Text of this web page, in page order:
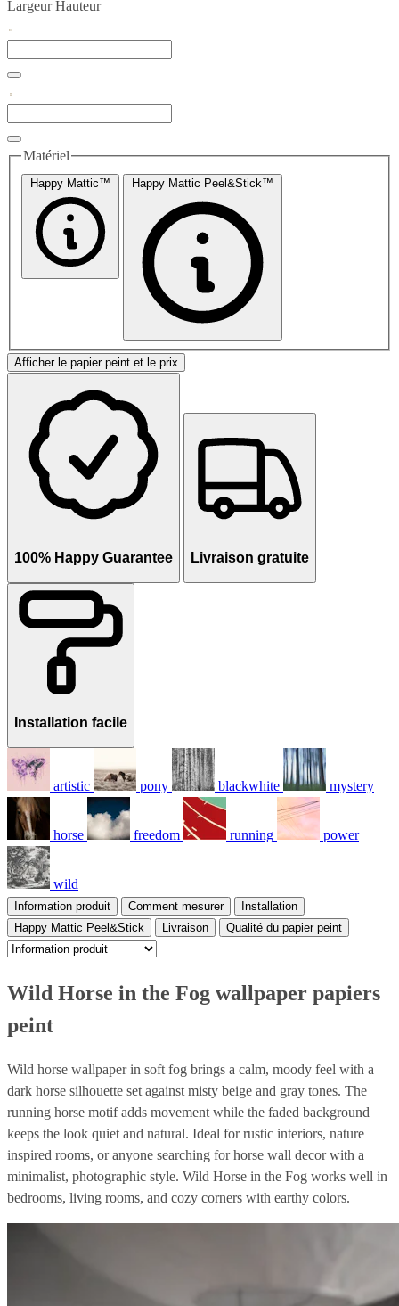
Largeur Hauteur
Matériel
Happy Mattic™ Happy Mattic Peel&Stick™
Afficher le papier peint et le prix
100% Happy Guarantee Livraison gratuite
Installation facile
artistic pony blackwhite mystery
horse freedom running power
wild
Information produit Comment mesurer
Installation
Happy Mattic Peel&Stick
Livraison Qualité du papier peint
Wild Horse in the Fog wallpaper papiers
peint
Wild horse wallpaper in soft fog brings a calm, moody feel with a
dark horse silhouette set against misty beige and gray tones. The
running horse motif adds movement while the faded background
keeps the look quiet and natural. Ideal for rustic interiors, nature
inspired rooms, or anyone searching for horse wall decor with a
minimalist, photographic style. Wild Horse in the Fog works well in
bedrooms, living rooms, and cozy corners with earthy colors.